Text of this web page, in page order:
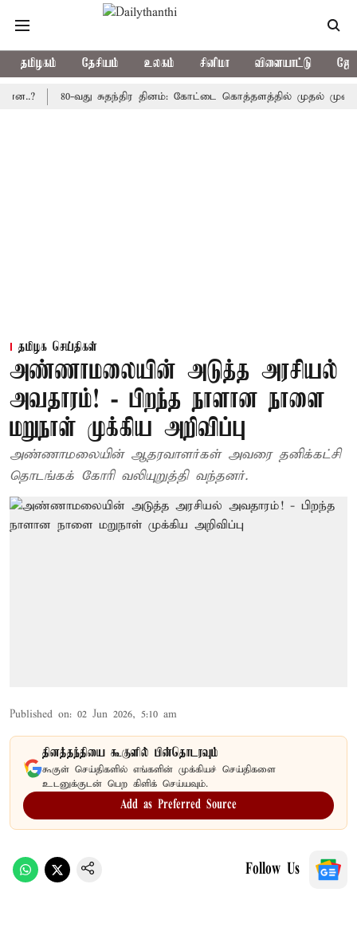
தமிழகம் தேசியம் உலகம் சினிமா விளையாட்டு
80-வது சுதந்திர தினம்: கோட்டை கொத்தளத்தில் முதல் முறையாக
தமிழக செய்திகள்
அண்ணாமலையின் அடுத்த அரசியல்
அவதாரம்! - பிறந்த நாளான நாளை
மறுநாள் முக்கிய அறிவிப்பு
அண்ணாமலையின் ஆதரவாளர்கள் அவரை தனிக்கட்சி
தொடங்கக் கோரி வலியுறுத்தி வந்தனர்.
Published on: 02 Jun 2026, 5:10 am
தினத்தந்தியை கூகுளில் பின்தொடரவும்
கூகுள் செய்திகளில் எங்களின் முக்கியச் செய்திகளை
உடனுக்குடன் பெற கிளிக் செய்யவும்.
Add as Preferred Source
Follow Us